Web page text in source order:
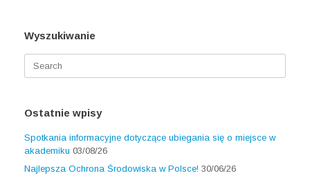
Wyszukiwanie
for:
Ostatnie wpisy
Spotkania informacyjne dotyczące ubiegania się o miejsce w
akademiku 03/08/26
Najlepsza Ochrona Środowiska w Polsce! 30/06/26